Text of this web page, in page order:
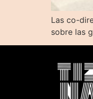
Las co-
sobre las